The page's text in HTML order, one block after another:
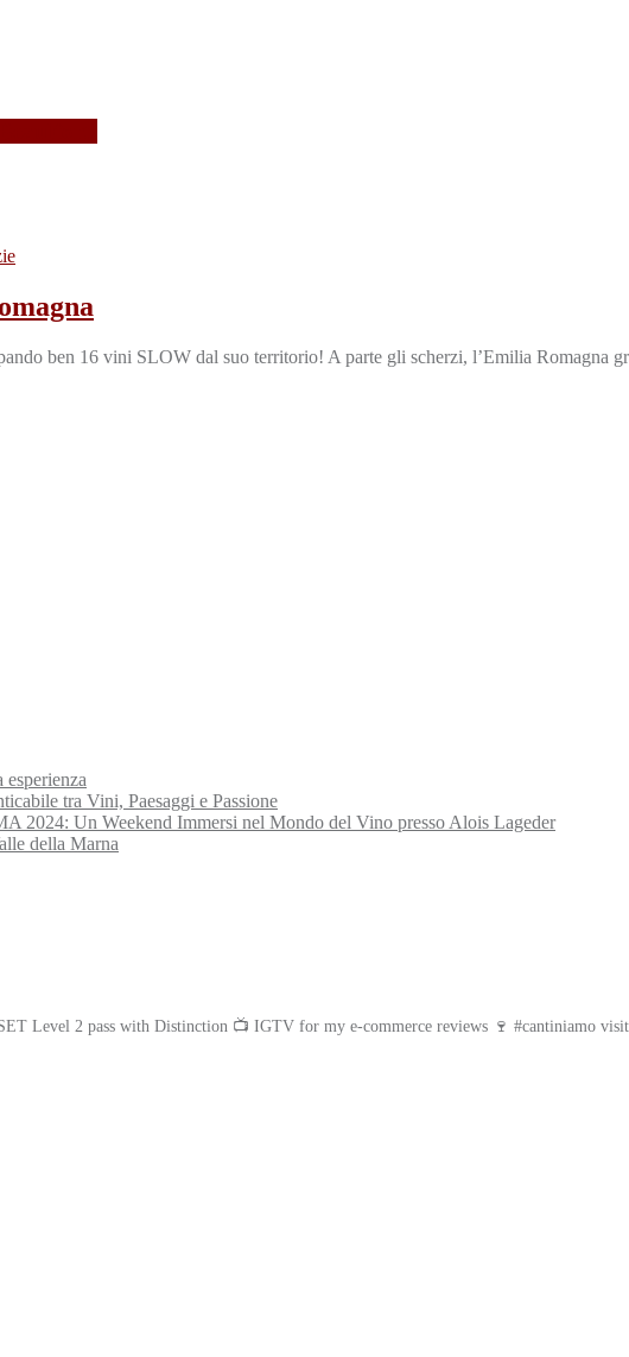
ben 16 vini SLOW dal suo territorio! A parte gli scherzi, l’Emilia Romagna
tra Vini, Paesaggi e Passione
2024: Un Weekend Immersi nel Mondo del Vino presso Alois Lageder
della Marna
Level 2 pass with Distinction 📺 IGTV for my e-commerce reviews 🍷 #cantiniamo